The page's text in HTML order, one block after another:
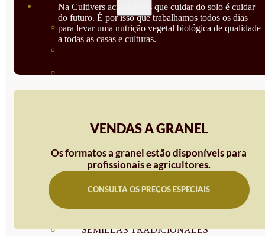
SEMILLAS
VER TODAS
SEMILLAS FLORES
SEMILLAS FLORES
COMESTIBLES
SEMILLAS TRADICIONALES
Na Cultivers acreditamos que cuidar do solo é cuidar
do futuro. É por isso que trabalhamos todos os dias
para levar uma nutrição vegetal biológica de qualidade
a todas as casas e culturas.
VENDAS A GRANEL
Os formatos a granel estão disponíveis para
profissionais e agricultores.
CONSULTA OS PREÇOS ESPECIAIS